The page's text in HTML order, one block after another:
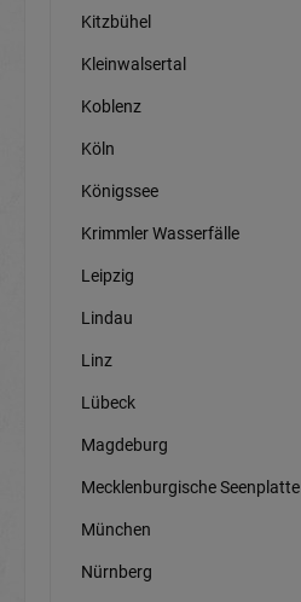
Kitzbühel
Kleinwalsertal
Koblenz
Köln
Königssee
Krimmler Wasserfälle
Leipzig
Lindau
Linz
Lübeck
Magdeburg
Mecklenburgische Seenplatte
München
Nürnberg